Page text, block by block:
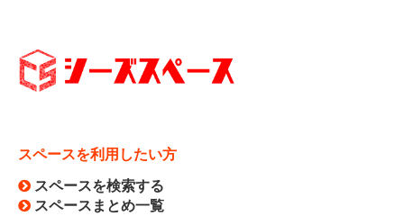
スペースを利用したい方
スペースを検索する
スペースまとめ一覧